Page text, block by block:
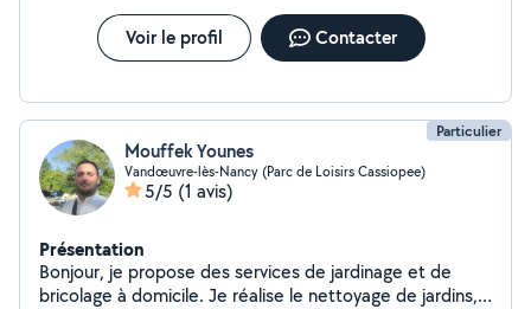
Voir le profil Contacter
Particulier
Mouffek Younes
Vandœuvre-lès-Nancy (Parc de Loisirs Cassiopee)
5/5 (1 avis)
Présentation
Bonjour, je propose des services de jardinage et de
bricolage à domicile. Je réalise le nettoyage de jardins,